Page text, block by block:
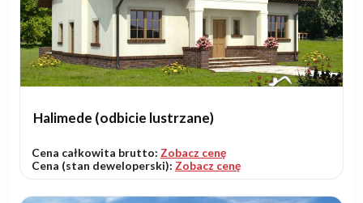
Halimede (odbicie lustrzane)
Cena całkowita brutto: Zobacz cenę
Cena (stan deweloperski): Zobacz cenę